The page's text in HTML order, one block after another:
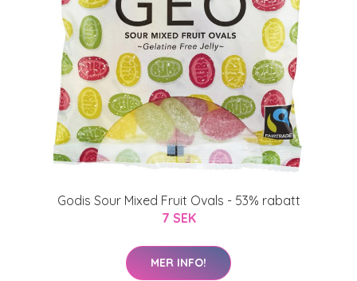
Godis Sour Mixed Fruit Ovals - 53% rabatt
7 SEK
MER INFO!